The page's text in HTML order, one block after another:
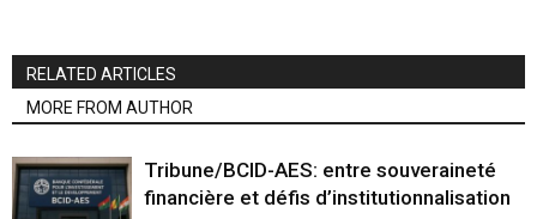
RELATED ARTICLES
MORE FROM AUTHOR
Tribune/BCID-AES: entre souveraineté
financière et défis d’institutionnalisation